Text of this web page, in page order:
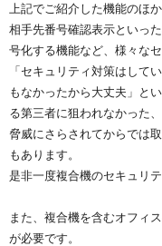
上記でご紹介した機能のほ
相手先番号確認表示といっ
号化する機能など、様々な
「セキュリティ対策はして
もなかったから大丈夫」と
る第三者に狙われなかった
脅威にさらされてからでは
もあります。
是非一度複合機のセキュリ
また、複合機を含むオフィ
が必要です。